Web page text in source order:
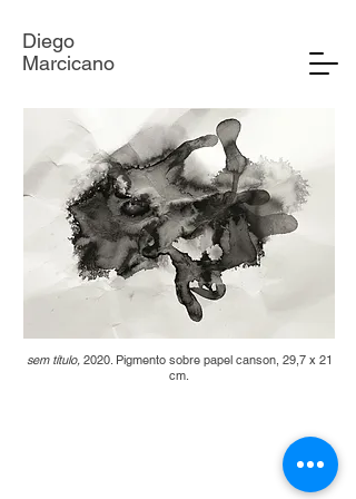
Diego
Marcicano
sem título, 2020. Pigmento sobre papel canson, 29,7 x 21
cm.